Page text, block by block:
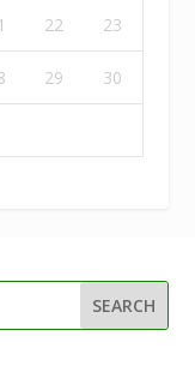
22 23
29 30